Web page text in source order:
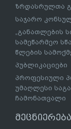
ზრდასრულთა
საჯარო
„განათლების
სამეწარმეო
წლების
პუბლიკაციები
პროფესიული
უმაღლესი
ჩამონათვალი
მეცნიერება